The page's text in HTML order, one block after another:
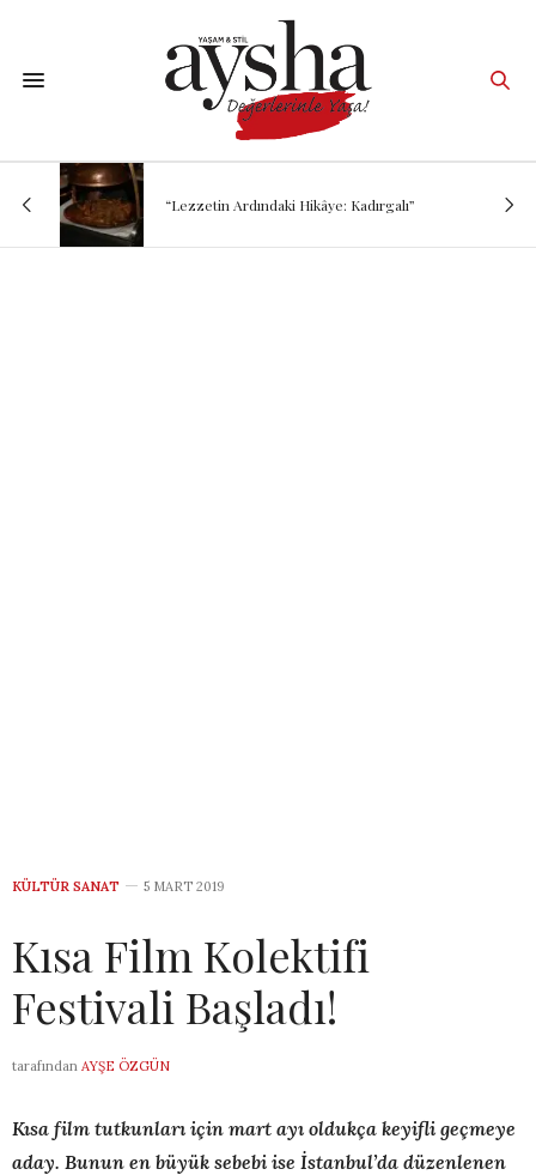
“Lezzetin Ardındaki Hikâye: Kadırgalı”
KÜLTÜR SANAT 5 MART 2019
Kısa Film Kolektifi
Festivali Başladı!
tarafından AYŞE ÖZGÜN
Kısa film tutkunları için mart ayı oldukça keyifli geçmeye
aday. Bunun en büyük sebebi ise İstanbul’da düzenlenen